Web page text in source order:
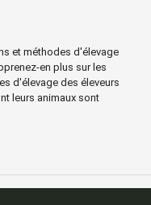
et méthodes d'élevage
en plus sur les
d'élevage des éleveurs
leurs animaux sont